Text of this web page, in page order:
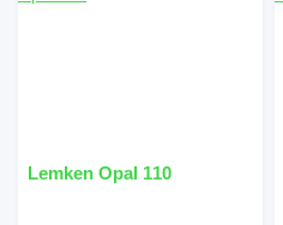
Lemken Opal 110